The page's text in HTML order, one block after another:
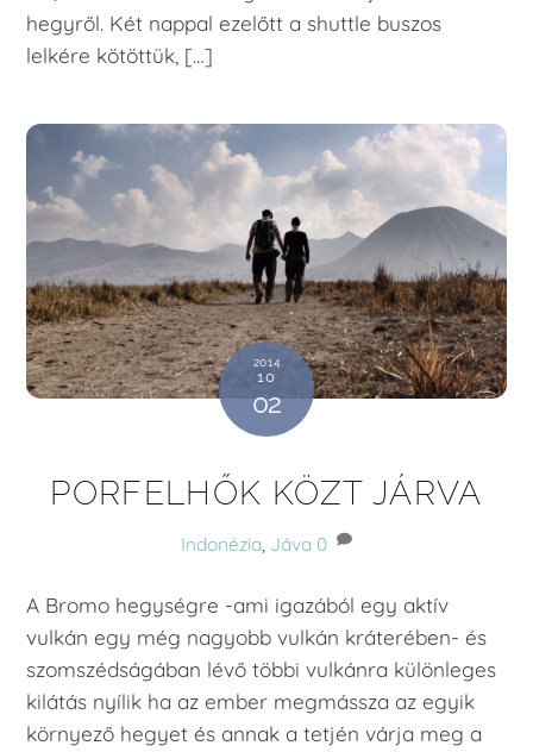
hegyről. Két nappal ezelőtt a shuttle buszos
lelkére kötöttük, […]
2014
10
02
PORFELHŐK KÖZT JÁRVA
Indonézia Jáva 0
A Bromo hegységre -ami igazából egy aktív
vulkán egy még nagyobb vulkán kráterében- és
szomszédságában lévő többi vulkánra különleges
kilátás nyílik ha az ember megmássza az egyik
környező hegyet és annak a tetjén várja meg a